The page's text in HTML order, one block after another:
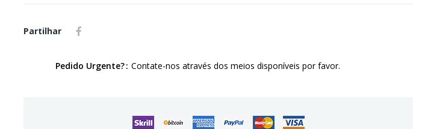
Partilhar
Pedido Urgente? Contate-nos através dos meios disponíveis por favor.